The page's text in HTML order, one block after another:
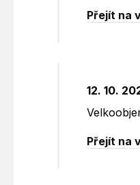
Přejít na
12. 10.
Přejít na